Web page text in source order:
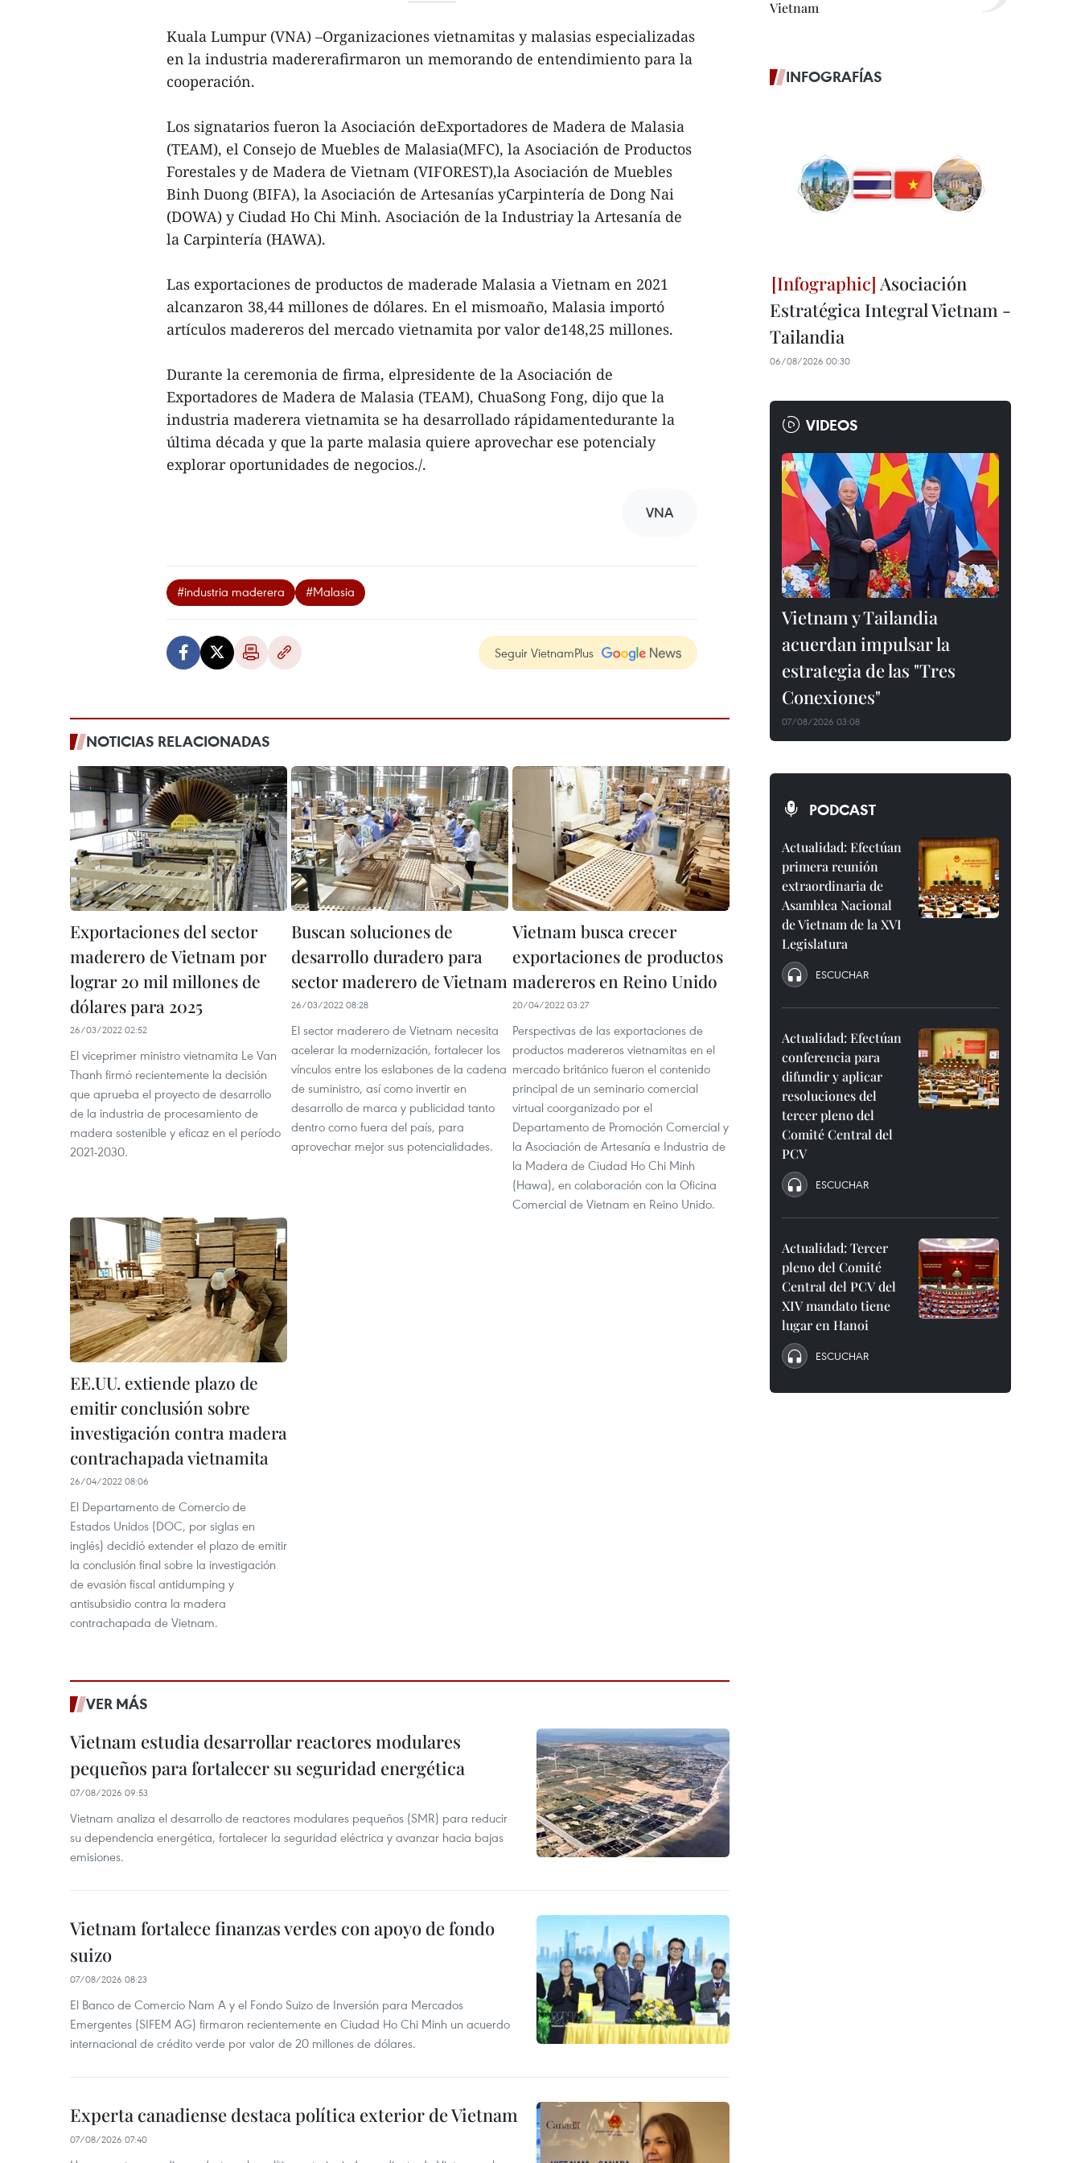
Kuala Lumpur (VNA) –Organizaciones vietnamitas y malasias especializadas
en la industria madererafirmaron un memorando de entendimiento para la
cooperación.
Los signatarios fueron la Asociación deExportadores de Madera de Malasia
(TEAM), el Consejo de Muebles de Malasia(MFC), la Asociación de Productos
Forestales y de Madera de Vietnam (VIFOREST),la Asociación de Muebles
Binh Duong (BIFA), la Asociación de Artesanías yCarpintería de Dong Nai
(DOWA) y Ciudad Ho Chi Minh. Asociación de la Industriay la Artesanía de
la Carpintería (HAWA).
Las exportaciones de productos de maderade Malasia a Vietnam en 2021
alcanzaron 38,44 millones de dólares. En el mismoaño, Malasia importó
artículos madereros del mercado vietnamita por valor de148,25 millones.
Durante la ceremonia de firma, elpresidente de la Asociación de
Exportadores de Madera de Malasia (TEAM), ChuaSong Fong, dijo que la
industria maderera vietnamita se ha desarrollado rápidamentedurante la
última década y que la parte malasia quiere aprovechar ese potencialy
explorar oportunidades de negocios./.
VNA
#industria maderera #Malasia
Seguir VietnamPlus
NOTICIAS RELACIONADAS
Exportaciones del sector
maderero de Vietnam por
lograr 20 mil millones de
dólares para 2025
26/03/2022 02:52
El viceprimer ministro vietnamita Le Van
Thanh firmó recientemente la decisión
que aprueba el proyecto de desarrollo
de la industria de procesamiento de
madera sostenible y eficaz en el período
2021-2030.
Buscan soluciones de
desarrollo duradero para
sector maderero de Vietnam
26/03/2022 08:28
El sector maderero de Vietnam necesita
acelerar la modernización, fortalecer los
vínculos entre los eslabones de la cadena
de suministro, así como invertir en
desarrollo de marca y publicidad tanto
dentro como fuera del país, para
aprovechar mejor sus potencialidades.
Vietnam busca crecer
exportaciones de productos
madereros en Reino Unido
20/04/2022 03:27
Perspectivas de las exportaciones de
productos madereros vietnamitas en el
mercado británico fueron el contenido
principal de un seminario comercial
virtual coorganizado por el
Departamento de Promoción Comercial y
la Asociación de Artesanía e Industria de
la Madera de Ciudad Ho Chi Minh
(Hawa), en colaboración con la Oficina
Comercial de Vietnam en Reino Unido.
EE.UU. extiende plazo de
emitir conclusión sobre
investigación contra madera
contrachapada vietnamita
26/04/2022 08:06
El Departamento de Comercio de
Estados Unidos (DOC, por siglas en
inglés) decidió extender el plazo de emitir
la conclusión final sobre la investigación
de evasión fiscal antidumping y
antisubsidio contra la madera
contrachapada de Vietnam.
VER MÁS
Vietnam estudia desarrollar reactores modulares
pequeños para fortalecer su seguridad energética
07/08/2026 09:53
Vietnam analiza el desarrollo de reactores modulares pequeños (SMR) para reducir
su dependencia energética, fortalecer la seguridad eléctrica y avanzar hacia bajas
emisiones.
Vietnam fortalece finanzas verdes con apoyo de fondo
suizo
07/08/2026 08:23
El Banco de Comercio Nam A y el Fondo Suizo de Inversión para Mercados
Emergentes (SIFEM AG) firmaron recientemente en Ciudad Ho Chi Minh un acuerdo
internacional de crédito verde por valor de 20 millones de dólares.
Experta canadiense destaca política exterior de Vietnam
07/08/2026 07:40
Vietnam
INFOGRAFÍAS
Asociación
Estratégica Integral Vietnam -
Tailandia
06/08/2026 00:30
VIDEOS
Vietnam y Tailandia
acuerdan impulsar la
estrategia de las "Tres
Conexiones"
07/08/2026 03:08
PODCAST
Actualidad: Efectúan
primera reunión
extraordinaria de
Asamblea Nacional
de Vietnam de la XVI
Legislatura
ESCUCHAR
Actualidad: Efectúan
conferencia para
difundir y aplicar
resoluciones del
tercer pleno del
Comité Central del
PCV
ESCUCHAR
Actualidad: Tercer
pleno del Comité
Central del PCV del
XIV mandato tiene
lugar en Hanoi
ESCUCHAR